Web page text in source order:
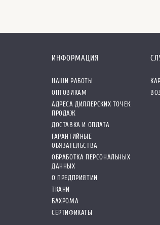
ИНФОРМАЦИЯ
НАШИ РАБОТЫ
ОПТОВИКАМ
АДРЕСА ДИЛЛЕРСКИХ ТОЧЕК
ПРОДАЖ
ДОСТАВКА И ОПЛАТА
ГАРАНТИЙНЫЕ
ОБЯЗАТЕЛЬСТВА
ОБРАБОТКА ПЕРСОНАЛЬНЫХ
ДАННЫХ
О ПРЕДПРИЯТИИ
ТКАНИ
БАХРОМА
СЕРТИФИКАТЫ